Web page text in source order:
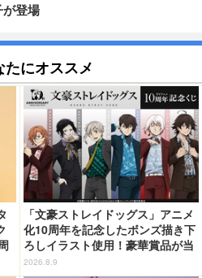
が登場
たにオススメ
「文豪ストレイドッグス」アニメ
化10周年を記念したボンズ描き下
ろしイラスト使用！豪華賞品が当
たるオンラインくじ発売
2026.8.9